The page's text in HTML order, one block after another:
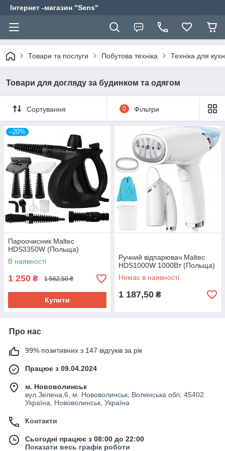
Інтернет -магазин "Sens"
Товари та послуги Побутова техніка Техніка для
Товари для догляду за будинком та одягом
Сортування 0 Фільтри
–20%
Пароочисник Maltec
HDS3350W (Польща)
В наявності
1 250 ₴ 1 562,50 ₴
Купити
Ручний відпарювач Maltec
HDS1000W 1000Вт (Польща)
Немає в наявності
1 187,50 ₴
Про нас
99% позитивних з 147 відгуків за рік
Працює з 09.04.2024
м. Нововолинськ
вул.Зелена,6, м. Нововолинськ, Волинська обл, 45402.
Україна, Нововолинськ, Україна
Контакти
Сьогодні працює з 08:00 до 22:00
Показати весь графік роботи